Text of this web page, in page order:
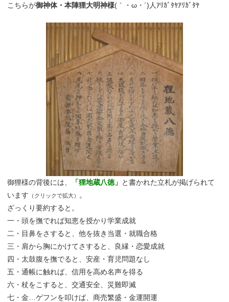
こちらが御神体・本陣狸大明神様(｀・ω・´)人ｱﾘｶﾞﾀﾔｱﾘｶﾞﾀﾔ
御狸様の背後には、 「狸地蔵八徳」 と書かれた立札が掲げられて
います
（クリックで拡大）
。
ざっくり要約すると。
一・頭を撫でれば知恵を授かり学業成就
二・目鼻をさすると、他を抜き当選・就職合格
三・肩から胸にかけてさすると、良縁・恋愛成就
四・太鼓腹を撫でると、安産・育児問題なし
五・通帳に触れば、信用を高め名声を得る
六・杖をこすると、交通安全、災難即滅
七・金…ゲフンを叩けば、商売繁盛・金運開運